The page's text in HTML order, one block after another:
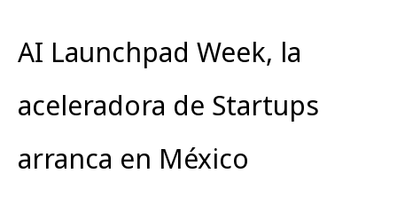
AI Launchpad Week, la
aceleradora de Startups
arranca en México